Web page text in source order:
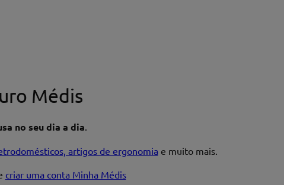
Médis
no seu dia a dia.
artigos de ergonomia e muito mais.
criar uma conta Minha Médis